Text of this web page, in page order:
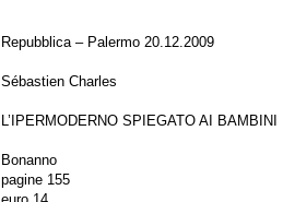
Repubblica – Palermo 20.12.2009
Sébastien Charles
L’IPERMODERNO SPIEGATO AI BAMBINI
Bonanno
pagine 155